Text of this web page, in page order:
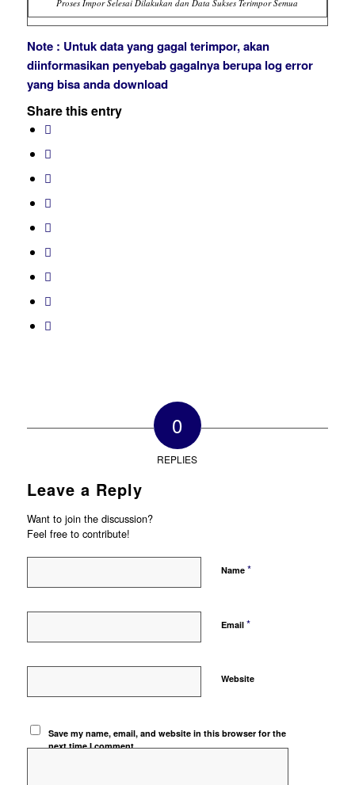
Proses Impor Selesai Dilakukan dan Data Sukses Terimpor Semua
Note : Untuk data yang gagal terimpor, akan
diinformasikan penyebab gagalnya berupa log error
yang bisa anda download
Share this entry
0
REPLIES
Leave a Reply
Want to join the discussion?
Feel free to contribute!
Name *
Email *
Website
Save my name, email, and website in this browser for the
next time I comment.